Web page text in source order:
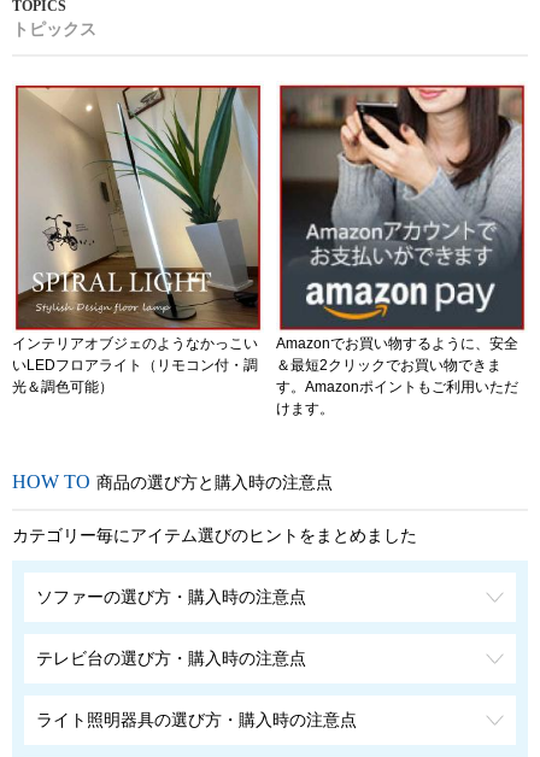
トピックス
インテリアオブジェのようなかっこい
いLEDフロアライト（リモコン付・調
光＆調色可能）
Amazonでお買い物するように、安全
＆最短2クリックでお買い物できま
す。Amazonポイントもご利用いただ
けます。
商品の選び方と購入時の注意点
カテゴリー毎にアイテム選びのヒントをまとめました
ソファーの選び方・購入時の注意点
テレビ台の選び方・購入時の注意点
ライト照明器具の選び方・購入時の注意点